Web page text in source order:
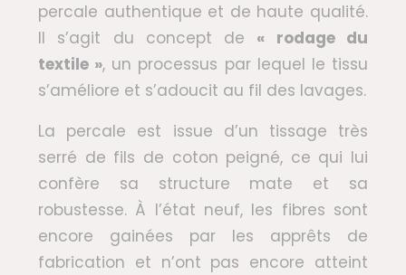
percale authentique et de haute qualité.
Il s’agit du concept de « rodage du
textile », un processus par lequel le tissu
s’améliore et s’adoucit au fil des lavages.
La percale est issue d’un tissage très
serré de fils de coton peigné, ce qui lui
confère sa structure mate et sa
robustesse. À l’état neuf, les fibres sont
encore gainées par les apprêts de
fabrication et n’ont pas encore atteint